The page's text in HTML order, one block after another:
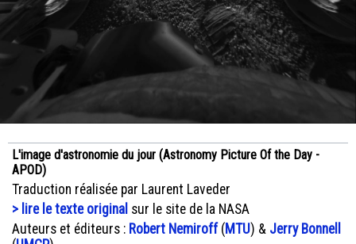
L'image d'astronomie du jour (Astronomy Picture Of the Day -
APOD)
Traduction réalisée par Laurent Laveder
> lire le texte original sur le site de la NASA
Auteurs et éditeurs : Robert Nemiroff(MTU) & Jerry Bonnell